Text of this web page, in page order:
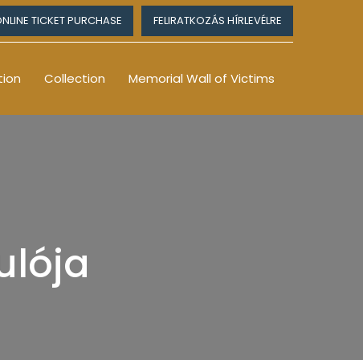
TICKET PURCHASE FELIRATKOZÁS HÍRLEVÉLRE
Collection Memorial Wall of Victims